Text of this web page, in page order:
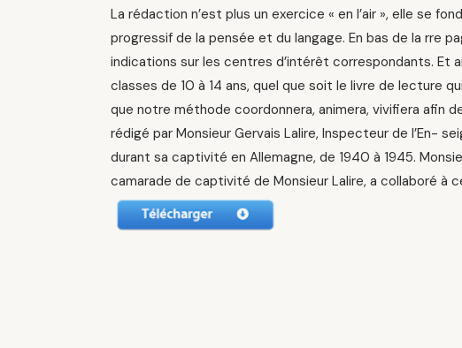
La rédaction n’est plus un exercice « en l’air », elle se
progressif de la pensée et du langage. En bas de la rre
indications sur les centres d’intérêt correspondants.
classes de 10 à 14 ans, quel que soit le livre de lecture
que notre méthode coordonnera, animera, vivifiera afin
rédigé par Monsieur Gervais Lalire, Inspecteur de l’En-
durant sa captivité en Allemagne, de 1940 à 1945.
camarade de captivité de Monsieur Lalire, a collaboré à